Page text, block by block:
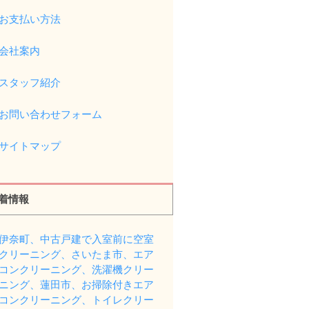
支払い方法
社案内
タッフ紹介
問い合わせフォーム
イトマップ
情報
奈町、中古戸建で入室前に空室
リーニング、さいたま市、エア
ンクリーニング、洗濯機クリー
ング、蓮田市、お掃除付きエア
ンクリーニング、トイレクリー